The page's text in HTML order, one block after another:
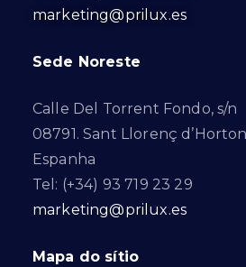
marketing@prilux.es
Sede Noreste
Calle Del Torrent Fondo, s/n
08791. Sant Llorenç
Espanha
Tel: (+34) 93 719 23 29
marketing@prilux.es
Mapa do sítio